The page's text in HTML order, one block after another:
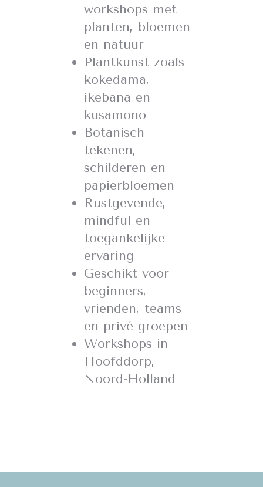
workshops met
planten, bloemen
en natuur
Plantkunst zoals
kokedama,
ikebana en
kusamono
Botanisch
tekenen,
schilderen en
papierbloemen
Rustgevende,
mindful en
toegankelijke
ervaring
Geschikt voor
beginners,
vrienden, teams
en privé groepen
Workshops in
Hoofddorp,
Noord-Holland